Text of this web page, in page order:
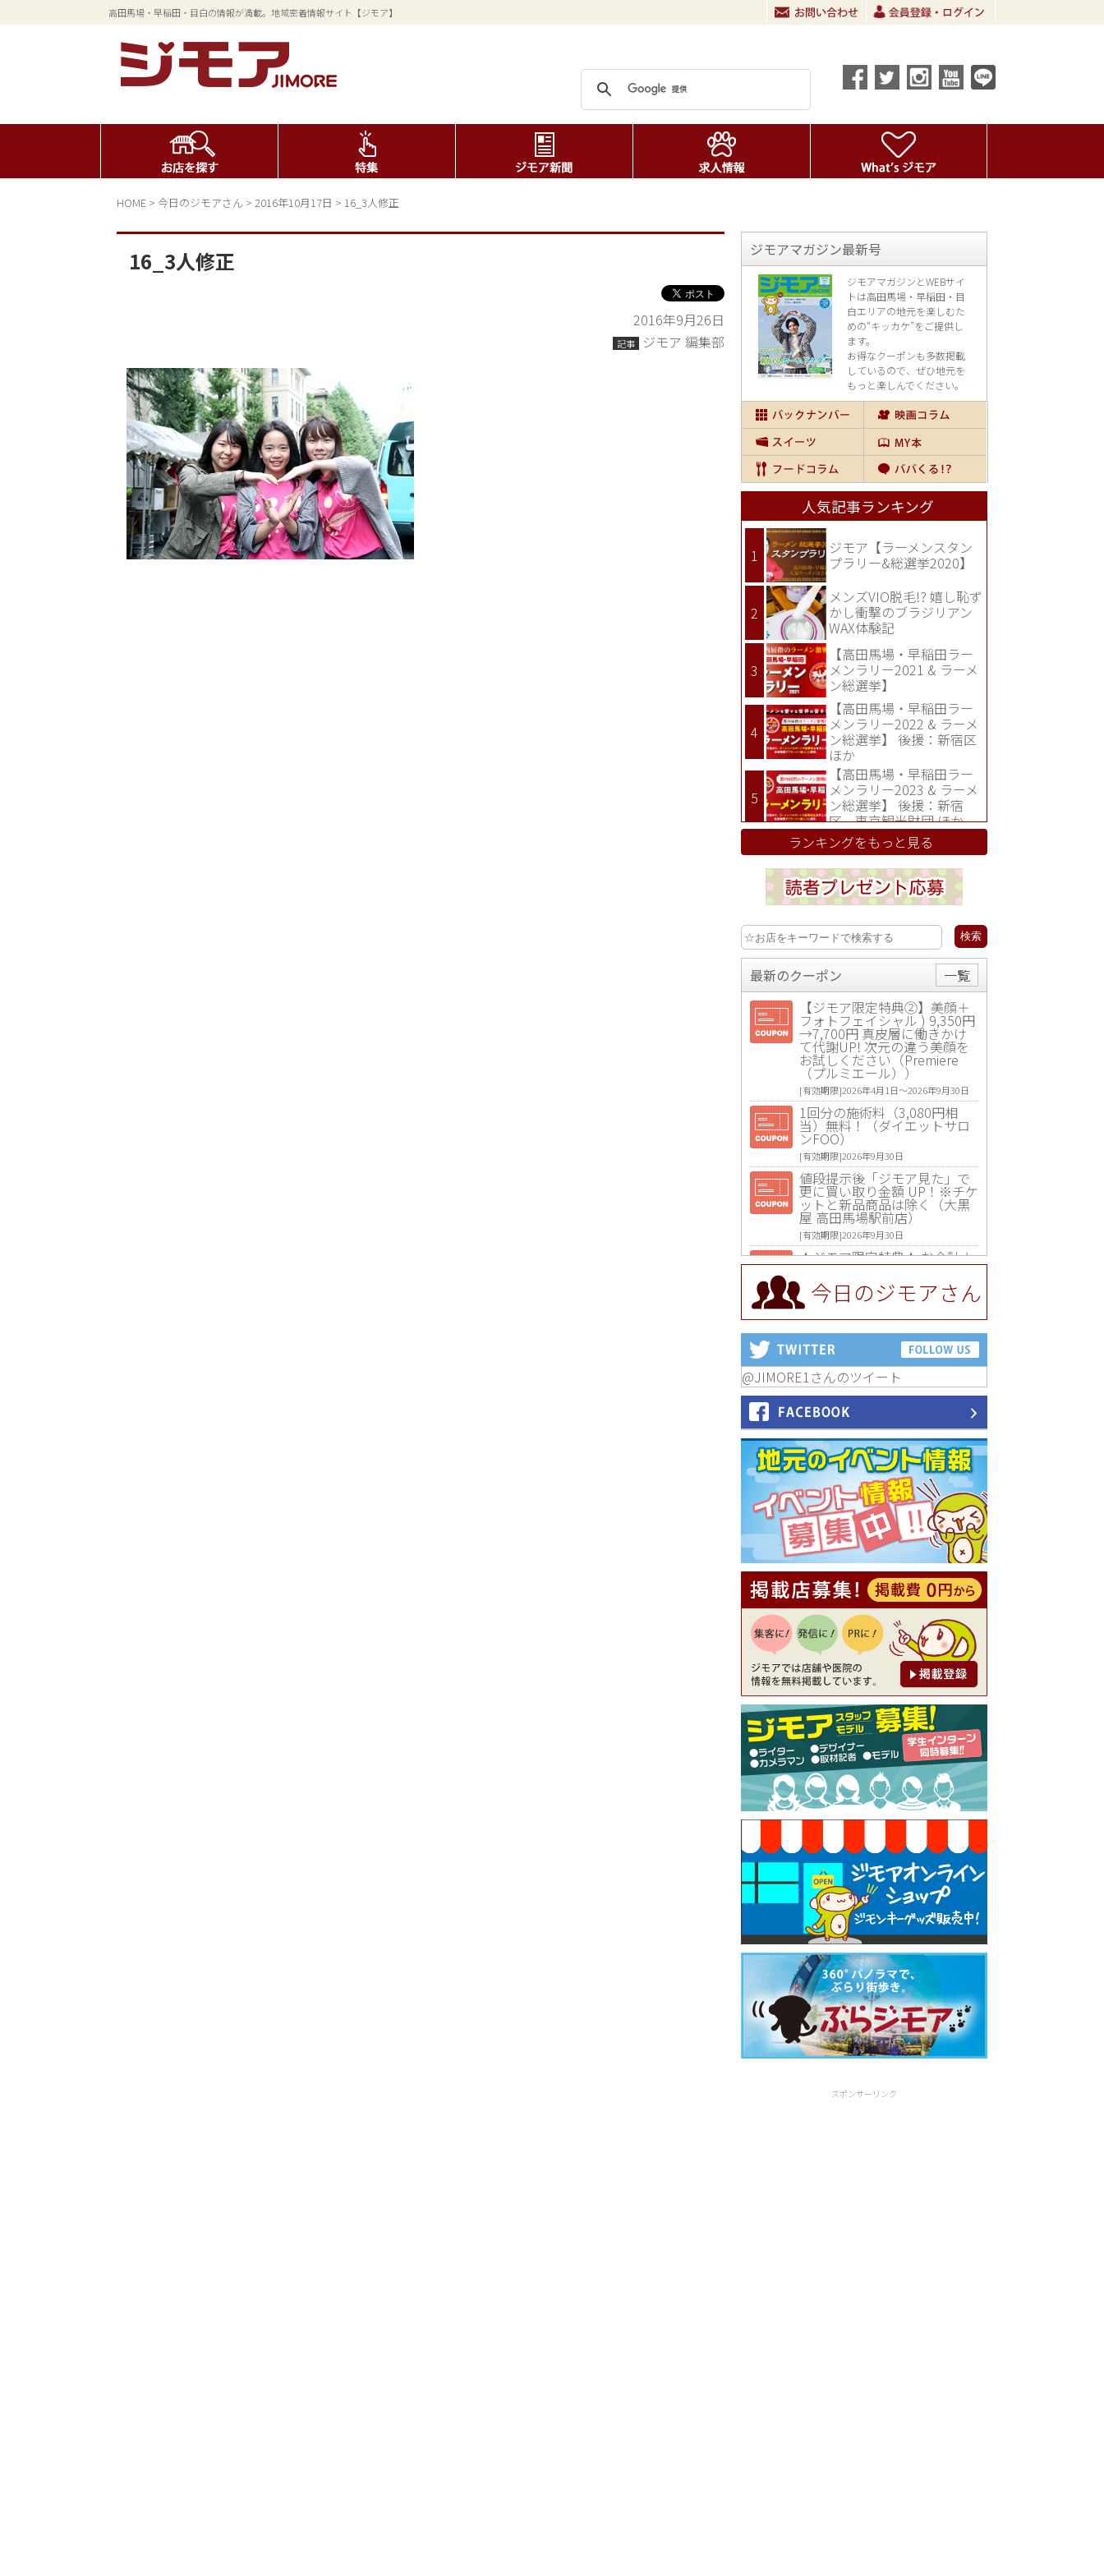
高田馬場・早稲田・目白の情報が満載。地域密着情報サイト【ジモア】
HOME > 今日のジモアさん > 2016年10月17日 > 16_3人修正
16_3人修正
2016年9月26日
記事 ジモア 編集部
ジモアマガジン最新号
ジモアマガジンとWEBサイ
トは高田馬場・早稲田・目
白エリアの地元を楽しむた
めの“キッカケ”をご提供し
ます。
お得なクーポンも多数掲載
しているので、 ぜひ地元を
もっと楽しんでください。
人気記事ランキング
ジモア【ラーメンスタン
プラリー&総選挙2020】
メンズVIO脱毛!? 嬉し恥ず
かし衝撃のブラジリアン
WAX体験記
【高田馬場・早稲田ラー
メンラリー2021 & ラーメ
ン総選挙】
【高田馬場・早稲田ラー
メンラリー2022 & ラーメ
ン総選挙】 後援：新宿区
ほか
【高田馬場・早稲田ラー
メンラリー2023 & ラーメ
ン総選挙】 後援：新宿
区、東京観光財団 ほか
ランキングをもっと見る
最新のクーポン
一覧
【ジモア限定特典②】美顔＋
フォトフェイシャル ) 9,350円
→7,700円 真皮層に働きかけ
て代謝UP! 次元の違う美顔を
お試しください（Premiere
（プルミエール））
[有効期限]2026年4月1日〜2026年9月30日
1回分の施術料（3,080円相
当）無料！（ダイエットサロ
ンFOO）
[有効期限]2026年9月30日
値段提示後「ジモア見た」で
更に買い取り金額 UP！※チケ
ットと新品商品は除く（大黒
屋 高田馬場駅前店）
[有効期限]2026年9月30日
★ジモア限定特典★ お会計よ
り全品5％OFF（ナチュラル＆
ハンドメイドショップ［マキ
マキ］）
[有効期限]2026年9月30日まで
【ジモア限定①】初回割引 特
価 VIO脱毛11,000円⇒8,800円
（メンズ専門ワックス脱毛サ
ロン Mickle（ミックル））
【ジモア読者特典2】コース 3,
500円→3,000円（料理5品+2
時間飲み放題）（創作イタリ
アン Pia Cuore（ピアクオー
レ））
[有効期限]2026年9月30日
【ジモア読者特典1】料理全品
20％OFF ※18時以降（創作イ
タリアン Pia Cuore（ピアクオ
ーレ））
[有効期限]2026年9月30日
【ジモア限定②】初回割引 特
価 鼻毛脱毛 半額 2,200円⇒1,1
00円（メンズ専門ワックス脱
毛サロン Mickle（ミック
ル））
[有効期限]2026年9月30日
【ジモア限定特典①】まつ毛
カール 3,850円→ 2,750円（Pr
emiere（プルミエール））
[有効期限]2026年9月30日
焼き餃子 一皿サービス（餃子
酒場たっちゃん 西早稲田
店）
[有効期限]2026年9月30日
今日のジモアさん
@JIMORE1さんのツイート
スポンサーリンク